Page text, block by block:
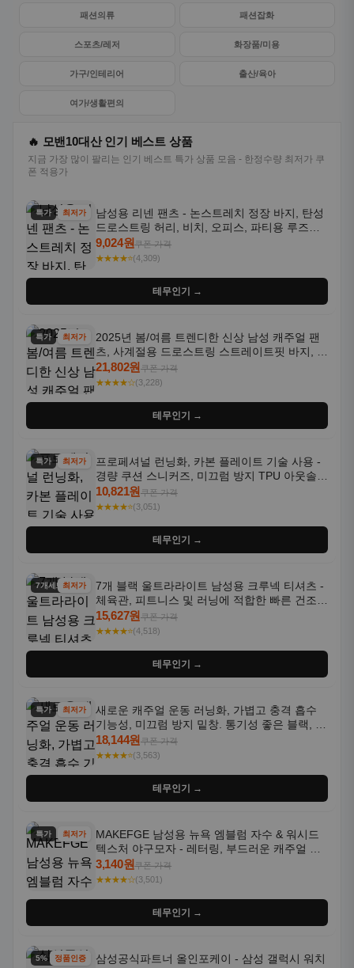
패션의류 패션잡화
스포츠/레저 화장품/미용
가구/인테리어 출산/육아
여가/생활편의
🔥 모밴10대산 인기 베스트 상품
지금 가장 많이 팔리는 인기 베스트 특가 상품 모음 - 한정수량 최저가 쿠
폰 적용가
특가 최저가
남성용 리넨 팬츠 - 논스트레치 정장 바지, 탄성
드로스트링 허리, 비치, 오피스, 파티용 루즈핏
트라우저 - 세탁기 사용 가능한 캐주얼 정장 의
상
9,024원쿠폰 가격
★★★★⭐(4,309)
테무인기 →
특가 최저가
2025년 봄/여름 트렌디한 신상 남성 캐주얼 팬
츠, 사계절용 드로스트링 스트레이트핏 바지, 한
국 스타일, 활용도 높은 아웃도어 및 정장용, 발
목 바지
21,802원쿠폰 가격
★★★★☆(3,228)
테무인기 →
특가 최저가
프로페셔널 런닝화, 카본 플레이트 기술 사용 -
경량 쿠션 스니커즈, 미끄럼 방지 TPU 아웃솔,
통기성 화이트-퍼플 그라데이션, 헬스, 트레이
닝 - 남성용, 여성용, 모든 계절에 적합
10,821원쿠폰 가격
★★★★⭐(3,051)
테무인기 →
7개세트최저가
7개 블랙 울트라라이트 남성용 크루넥 티셔츠 -
체육관, 피트니스 및 러닝에 적합한 빠른 건조,
통기성 좋은 수분 흡수 반팔 운동복
15,627원쿠폰 가격
★★★★⭐(4,518)
테무인기 →
특가 최저가
새로운 캐주얼 운동 러닝화, 가볍고 충격 흡수
기능성, 미끄럼 방지 밑창. 통기성 좋은 블랙, 화
이트, 퍼플 그라데이션 색상
18,144원쿠폰 가격
★★★★⭐(3,563)
테무인기 →
특가 최저가
MAKEFGE 남성용 뉴욕 엠블럼 자수 & 워시드
텍스처 야구모자 - 레터링, 부드러운 캐주얼 모
자, NYC 스타일
3,140원쿠폰 가격
★★★★☆(3,501)
테무인기 →
5% 할인정품인증
삼성공식파트너 올인포케이 - 삼성 갤럭시 워치